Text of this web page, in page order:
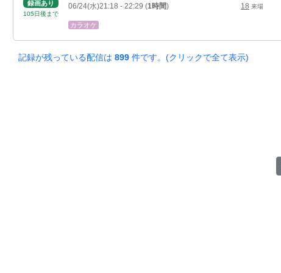
録画あり
105日後 まで
06/24(水)21:18 - 22:29 (1時間) 18 来場
カラオケ
記録が残っている配信は 899 件です。(クリックで全て表示)